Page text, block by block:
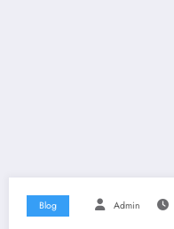
Blog Admin